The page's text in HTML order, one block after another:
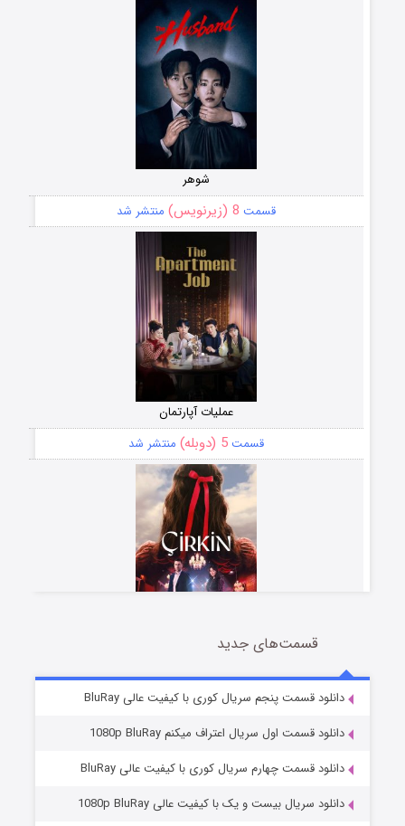
شوهر
قسمت 8 (زیرنویس) منتشر شد
عملیات آپارتمان
قسمت5 (دوبله) منتشر شد
سریال زشت
قسمت2 (زیرنویس) منتشر شد
قسمت‌های جدید
دانلود قسمت پنجم سریال کوری با کیفیت عالی BluRay
دانلود قسمت اول سریال اعتراف میکنم 1080p BluRay
دانلود قسمت چهارم سریال کوری با کیفیت عالی BluRay
دانلود سریال بیست و یک با کیفیت عالی 1080p BluRay